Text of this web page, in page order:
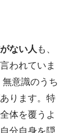
ない人 も、
われていま
意識のうち
ります。特
体を覆うよ